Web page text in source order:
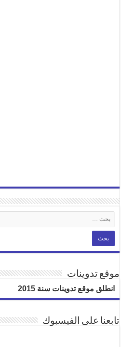
موقع تدوينات
انطلق موقع تدوينات سنة 2015
تابعنا على الفيسبوك